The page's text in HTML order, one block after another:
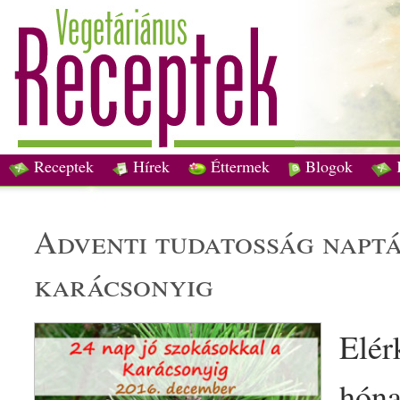
Receptek Hírek Éttermek Blogok
adventi tudatosság
karácsonyig